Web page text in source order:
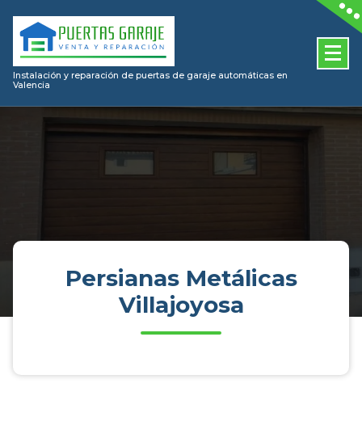
content
Instalación y reparación de puertas de garaje automáticas en
Valencia
Persianas Metálicas
Villajoyosa